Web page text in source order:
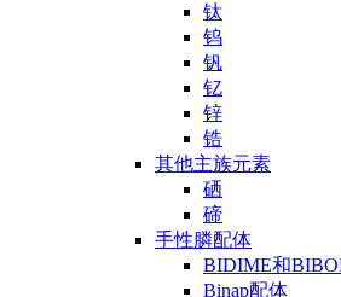
钛
钨
钒
钇
锌
锆
其他主族元素
硒
碲
手性膦配体
BIDIME和
Binap配体